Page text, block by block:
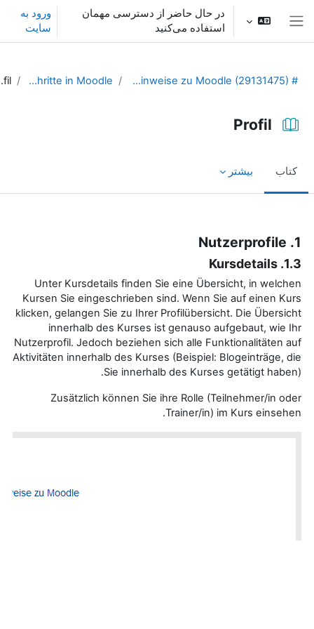
به محتوای اصلی
در حال حاضر از دسترسی مهمان
استفاده می‌کنید
ورود به
سایت
# Allgemeine Hinweise zu Moodle (29131475)
Erste Schritte in Moodle
Profil
Profil
کتاب بیشتر
1. Nutzerprofile
1.3. Kursdetails
Unter Kursdetails finden Sie eine Übersicht, in welchen
Kursen Sie eingeschrieben sind. Wenn Sie auf einen Kurs
klicken, gelangen Sie zu Ihrer Profilübersicht. Die Übersicht
innerhalb des Kurses ist genauso aufgebaut, wie Ihr
Nutzerprofil. Jedoch beziehen sich alle Funktionalitäten auf
Aktivitäten innerhalb des Kurses (Beispiel: Blogeinträge, die
Sie innerhalb des Kurses getätigt haben).
Zusätzlich können Sie ihre Rolle (Teilnehmer/in oder
Trainer/in) im Kurs einsehen.